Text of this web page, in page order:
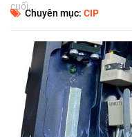
cuối...
Chuyên mục: CIP